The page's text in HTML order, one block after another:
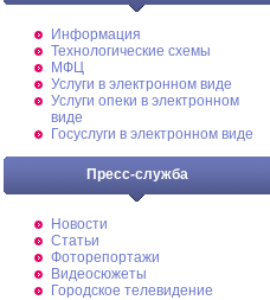
Информация
Технологические схемы
МФЦ
Услуги в электронном виде
Услуги опеки в электронном
виде
Госуслуги в электронном виде
Пресс-служба
Новости
Статьи
Фоторепортажи
Видеосюжеты
Городское телевидение